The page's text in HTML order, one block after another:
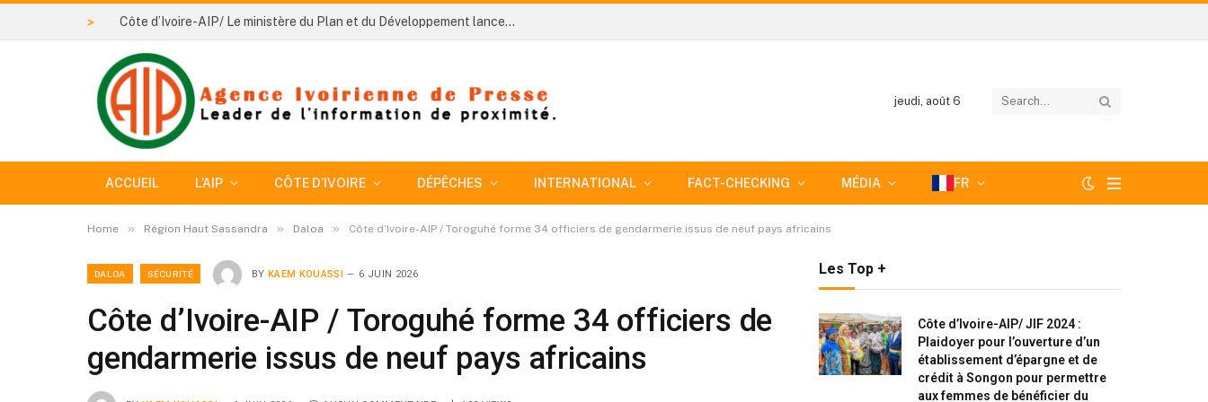
> Côte d’Ivoire-AIP/ Le ministère du Plan et du Développement lance trois études complémentaires pour réorganiser les services statistiques ministériels
jeudi, août 6
ACCUEIL L’AIP CÔTE D’IVOIRE DÉPÊCHES INTERNATIONAL FACT-CHECKING MÉDIA FR
Home » Région Haut Sassandra » Daloa » Côte d’Ivoire-AIP / Toroguhé forme 34 officiers de gendarmerie issus de neuf pays africains
DALOA SÉCURITÉ BY KAEM KOUASSI 6 JUIN 2026
Côte d’Ivoire-AIP / Toroguhé forme 34 officiers de
gendarmerie issus de neuf pays africains
Les Top +
Côte d’Ivoire-AIP/ JIF 2024 :
Plaidoyer pour l’ouverture d’un
établissement d’épargne et de
crédit à Songon pour permettre
aux femmes de bénéficier du